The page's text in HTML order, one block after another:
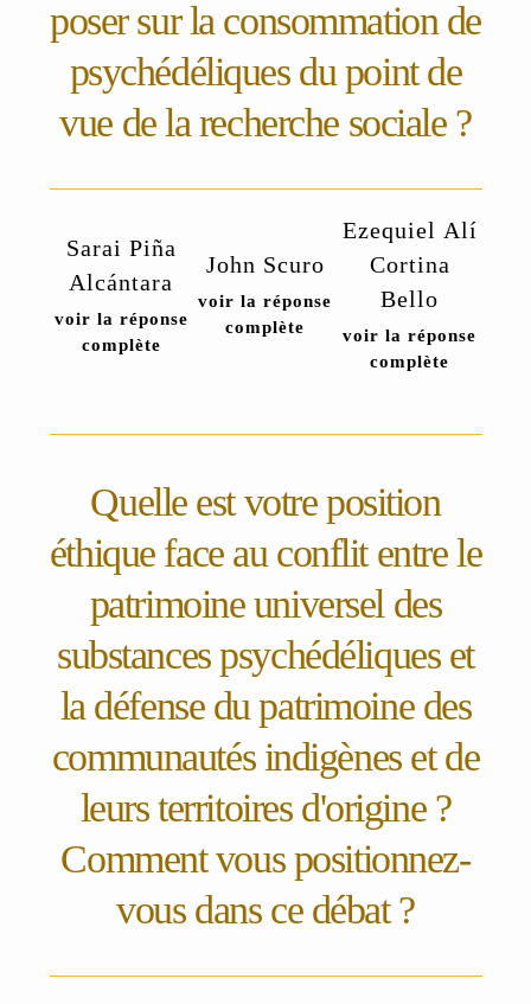
poser sur la consommation de
psychédéliques du point de
vue de la recherche sociale ?
Sarai Piña
Alcántara
voir la réponse
complète
John Scuro
voir la réponse
complète
Ezequiel Alí
Cortina
Bello
voir la réponse
complète
Quelle est votre position
éthique face au conflit entre le
patrimoine universel des
substances psychédéliques et
la défense du patrimoine des
communautés indigènes et de
leurs territoires d'origine ?
Comment vous positionnez-
vous dans ce débat ?